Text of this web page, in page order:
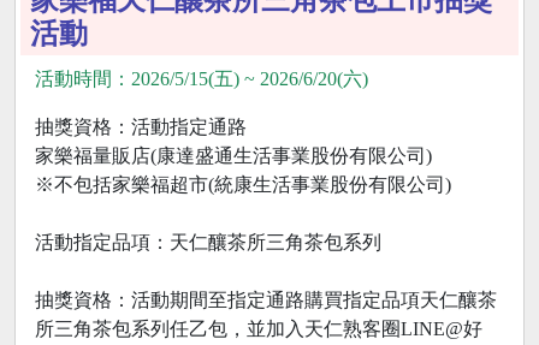
活動
活動時間：2026/5/15(五) ~ 2026/6/20(六)
抽獎資格：活動指定通路
家樂福量販店(康達盛通生活事業股份有限公司)
※不包括家樂福超市(統康生活事業股份有限公司)
活動指定品項：天仁釀茶所三角茶包系列
抽獎資格：活動期間至指定通路購買指定品項天仁釀茶
所三角茶包系列任乙包，並加入天仁熟客圈LINE@好